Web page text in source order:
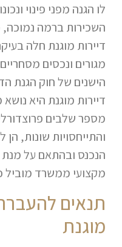
לו הגנה מפני פינוי
השכירות ברמה נמוכה,
דיירות מוגנת חלה
מגורים ונכסים
הישנים של חוק הגנת
דיירות מוגנת היא
מספר שלבים
והתייחסויות שונות, הן
הנכנס ובהתאם על
מקצועי ממשרד מוביל
תנאים להעברת
מוגנת